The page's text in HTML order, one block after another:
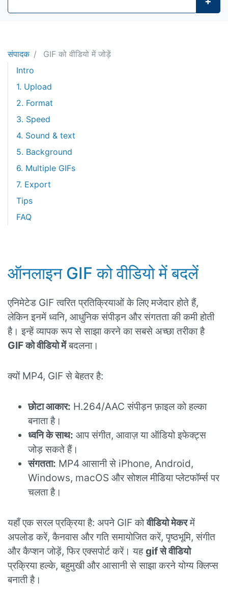
संपादक
GIF को वीडियो में जोड़ें
Intro
1. Upload
2. Format
3. Speed
4. Sound & text
5. Background
6. Multiple GIFs
7. Export
Tips
FAQ
ऑनलाइन GIF को वीडियो में बदलें
एनिमेटेड GIF त्वरित प्रतिक्रियाओं के लिए मजेदार होते हैं,
लेकिन इनमें ध्वनि, आधुनिक संपीड़न और संगतता की कमी होती
है। इन्हें व्यापक रूप से साझा करने का सबसे अच्छा तरीका है
GIF को वीडियो मेंबदलना।
क्यों MP4, GIF से बेहतर है:
छोटा आकार: H.264/AAC संपीड़न फ़ाइल को हल्का
बनाता है।
ध्वनि के साथ: आप संगीत, आवाज़ या ऑडियो इफेक्ट्स
जोड़ सकते हैं।
संगतता: MP4 आसानी से iPhone, Android,
Windows, macOS और सोशल मीडिया प्लेटफॉर्म्स पर
चलता है।
यहाँ एक सरल प्रक्रिया है: अपने GIF कोवीडियो मेकरमें
अपलोड करें, कैनवास और गति समायोजित करें, पृष्ठभूमि, संगीत
और कैप्शन जोड़ें, फिर एक्सपोर्ट करें। यहgif से वीडियो
प्रक्रिया हल्के, बहुमुखी और आसानी से साझा करने योग्य क्लिप्स
बनाती है।